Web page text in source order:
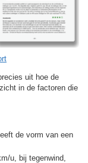
uit hoe de
in de factoren die
de vorm van een
u, bij tegenwind,